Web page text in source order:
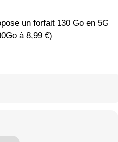
un forfait 130 Go en 5G
à 8,99 €)